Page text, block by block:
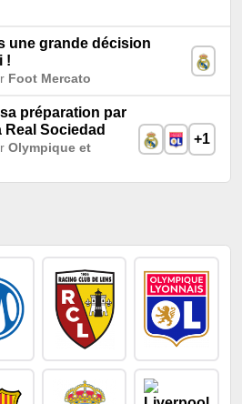
une grande décision
!
Foot Mercato
préparation par
Real Sociedad
Olympique et
+1